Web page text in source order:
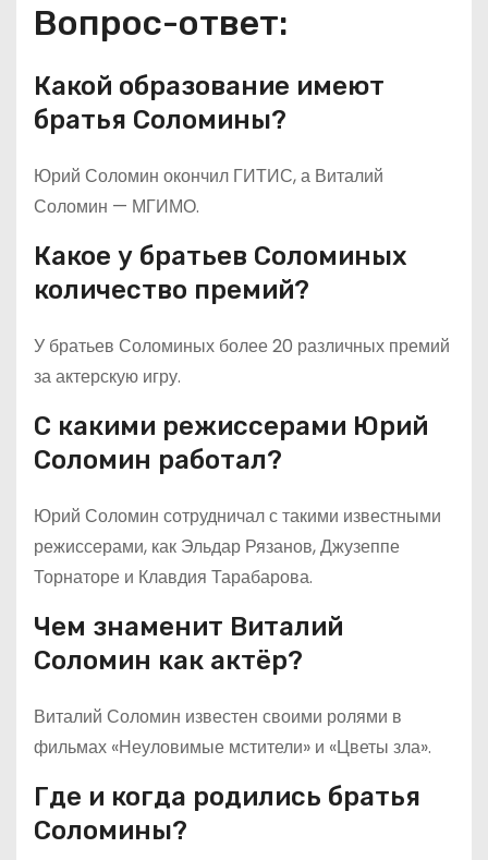
Вопрос-ответ:
Какой образование имеют
братья Соломины?
Юрий Соломин окончил ГИТИС, а Виталий
Соломин — МГИМО.
Какое у братьев Соломиных
количество премий?
У братьев Соломиных более 20 различных премий
за актерскую игру.
С какими режиссерами Юрий
Соломин работал?
Юрий Соломин сотрудничал с такими известными
режиссерами, как Эльдар Рязанов, Джузеппе
Торнаторе и Клавдия Тарабарова.
Чем знаменит Виталий
Соломин как актёр?
Виталий Соломин известен своими ролями в
фильмах «Неуловимые мстители» и «Цветы зла».
Где и когда родились братья
Соломины?